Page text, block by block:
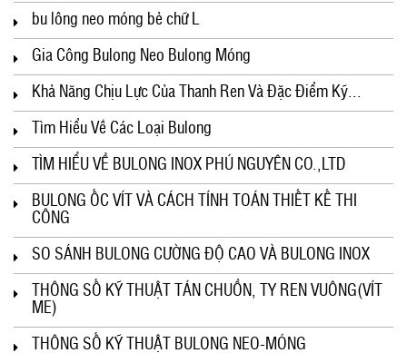
bu lông neo móng bẻ chữ L
Gia Công Bulong Neo Bulong Móng
Khả Năng Chịu Lực Của Thanh Ren Và Đặc Điểm Kỹ...
Tìm Hiểu Về Các Loại Bulong
TÌM HIỂU VỀ BULONG INOX PHÚ NGUYÊN CO.,LTD
BULONG ỐC VÍT VÀ CÁCH TÍNH TOÁN THIẾT KẾ THI
CÔNG
SO SÁNH BULONG CƯỜNG ĐỘ CAO VÀ BULONG INOX
THÔNG SỐ KỸ THUẬT TÁN CHUỒN, TY REN VUÔNG(VÍT
ME)
THÔNG SỐ KỸ THUẬT BULONG NEO-MÓNG